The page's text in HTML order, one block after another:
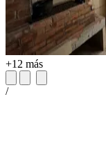
+12 más
/